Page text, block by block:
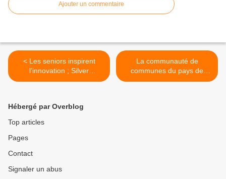
Ajouter un commentaire
< Les seniors inspirent
l’innovation ; Silver
économie
La communauté de
communes du pays de
Pévèle maintient les seniors
Hébergé par Overblog
Top articles
Pages
Contact
Signaler un abus